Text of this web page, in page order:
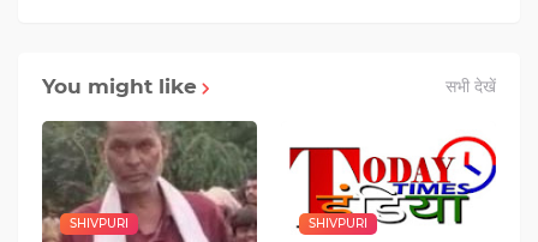
You might like सभी देखें
SHIVPURI SHIVPURI